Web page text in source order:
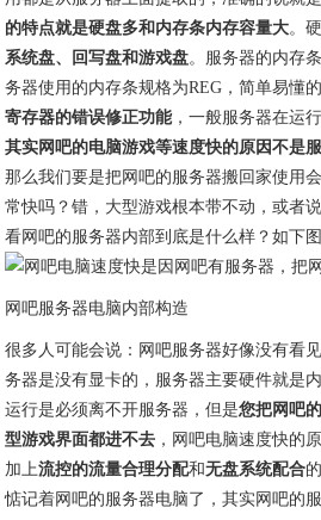
的特点就是硬盘多和内存条内存容量大。
系统盘、回写盘和游戏盘。服务器的内存
务器使用的内存条规格为REG，简单易懂
寄存器的错误修正功能，一般服务器在运
其实网吧的电脑游戏等速度快的原因不是
那么我们要是把网吧的服务器搬回家使用
常快吗？错，大型游戏根本带不动，或者
看网吧的服务器内部到底是什么样？如下图
网吧服务器电脑内部构造
很多人可能会说：网吧服务器好像没有看
务器是没有显卡的，服务器主要硬件就是
运行是必须离不开服务器，但是您把网吧
型游戏界面都进不去 ，网吧电脑速度快的
加上流控的流量合理分配和无盘系统配合
惦记着网吧的服务器电脑了，其实网吧的